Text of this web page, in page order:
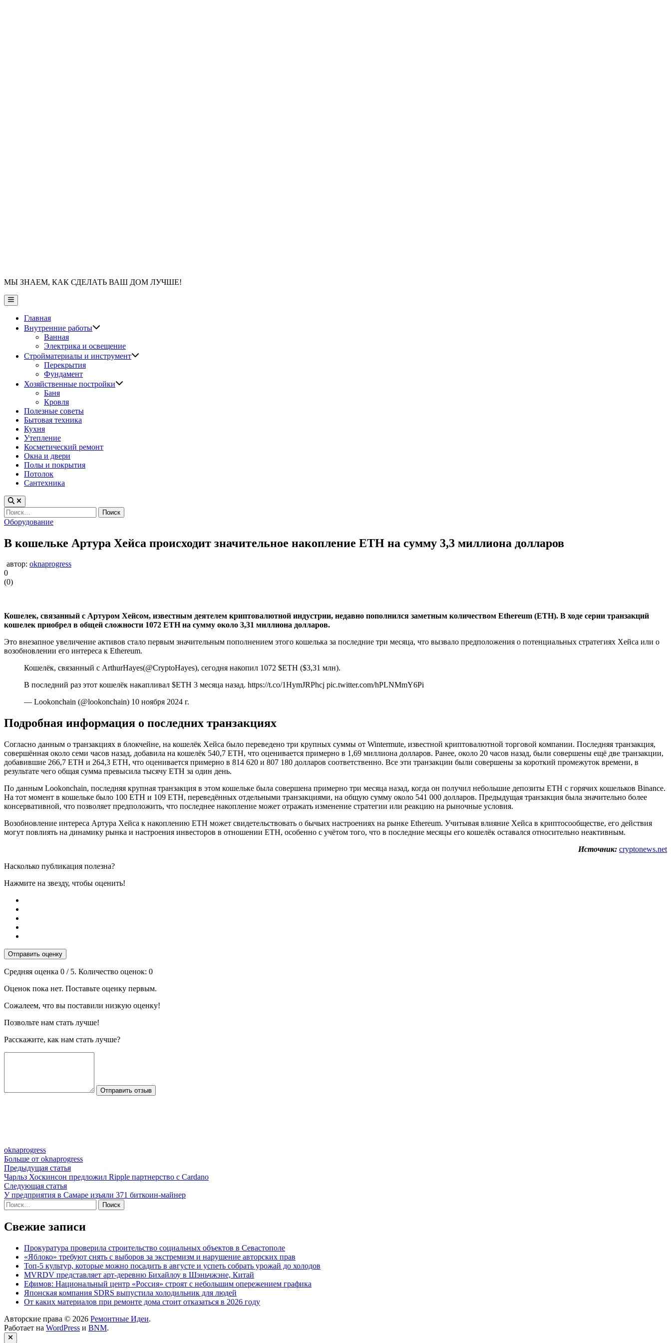
МЫ ЗНАЕМ, КАК СДЕЛАТЬ ВАШ ДОМ ЛУЧШЕ!
Главное
меню
Главная
Внутренние работы
Ванная
Электрика и освещение
Стройматериалы и инструмент
Перекрытия
Фундамент
Хозяйственные постройки
Баня
Кровля
Полезные советы
Бытовая техника
Кухня
Утепление
Косметический ремонт
Окна и двери
Полы и покрытия
Потолок
Сантехника
Найти:
Опубликовано
Оборудование
В кошельке Артура Хейса происходит значительное накопление ETH на сумму 3,3 миллиона долларов
автор: oknaprogress
0
(0)
Кошелек, связанный с Артуром Хейсом, известным деятелем криптовалютной индустрии, недавно пополнился заметным количеством Ethereum (ETH). В ходе серии транзакций
кошелек приобрел в общей сложности 1072 ETH на сумму около 3,31 миллиона долларов.
Это внезапное увеличение активов стало первым значительным пополнением этого кошелька за последние три месяца, что вызвало предположения о потенциальных стратегиях Хейса или о
возобновлении его интереса к Ethereum.
Кошелёк, связанный с ArthurHayes(@CryptoHayes), сегодня накопил 1072 $ETH ($3,31 млн).
В последний раз этот кошелёк накапливал $ETH 3 месяца назад. https://t.co/1HymJRPhcj pic.twitter.com/hPLNMmY6Pi
— Lookonchain (@lookonchain) 10 ноября 2024 г.
Подробная информация о последних транзакциях
Согласно данным о транзакциях в блокчейне, на кошелёк Хейса было переведено три крупных суммы от Wintermute, известной криптовалютной торговой компании. Последняя транзакция,
совершённая около семи часов назад, добавила на кошелёк 540,7 ETH, что оценивается примерно в 1,69 миллиона долларов. Ранее, около 20 часов назад, были совершены ещё две транзакции,
добавившие 266,7 ETH и 264,3 ETH, что оценивается примерно в 814 620 и 807 180 долларов соответственно. Все эти транзакции были совершены за короткий промежуток времени, в
результате чего общая сумма превысила тысячу ETH за один день.
По данным Lookonchain, последняя крупная транзакция в этом кошельке была совершена примерно три месяца назад, когда он получил небольшие депозиты ETH с горячих кошельков Binance.
На тот момент в кошельке было 100 ETH и 109 ETH, переведённых отдельными транзакциями, на общую сумму около 541 000 долларов. Предыдущая транзакция была значительно более
консервативной, что позволяет предположить, что последнее накопление может отражать изменение стратегии или реакцию на рыночные условия.
Возобновление интереса Артура Хейса к накоплению ETH может свидетельствовать о бычьих настроениях на рынке Ethereum. Учитывая влияние Хейса в криптосообществе, его действия
могут повлиять на динамику рынка и настроения инвесторов в отношении ETH, особенно с учётом того, что в последние месяцы его кошелёк оставался относительно неактивным.
Источник: cryptonews.net
Насколько публикация полезна?
Нажмите на звезду, чтобы оценить!
Отправить оценку
Средняя оценка 0 / 5. Количество оценок: 0
Оценок пока нет. Поставьте оценку первым.
Сожалеем, что вы поставили низкую оценку!
Позвольте нам стать лучше!
Расскажите, как нам стать лучше?
Отправить отзыв
oknaprogress
Больше от oknaprogress
Навигация
по
записям
Предыдущая статьяПредыдущая
статья:
Чарльз Хоскинсон предложил Ripple партнерство с Cardano
Следующая статьяСледующая
статья:
У предприятия в Самаре изъяли 371 биткоин-майнер
Найти:
Свежие записи
Прокуратура проверила строительство социальных объектов в Севастополе
«Яблоко» требуют снять с выборов за экстремизм и нарушение авторских прав
Топ-5 культур, которые можно посадить в августе и успеть собрать урожай до холодов
MVRDV представляет арт-деревню Бихайлоу в Шэньчжэне, Китай
Ефимов: Национальный центр «Россия» строят с небольшим опережением графика
Японская компания SDRS выпустила холодильник для людей
От каких материалов при ремонте дома стоит отказаться в 2026 году
Авторские права © 2026 Ремонтные Идеи.
Работает на WordPress и BNM.
Закрыть